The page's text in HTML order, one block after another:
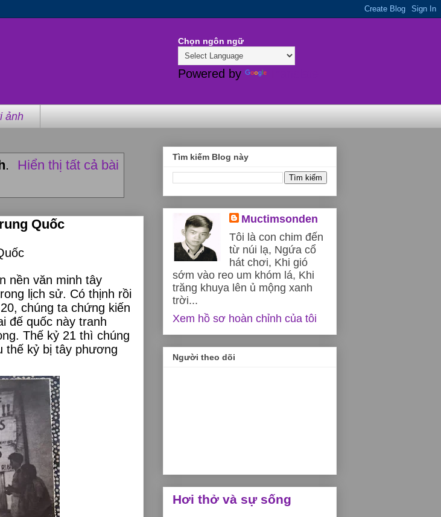
Chọn ngôn ngữ
Powered by
ảnh
.
Hiển thị tất cả bài
Quốc
nền văn minh tây
lịch sử. Có thịnh rồi
chúng ta chứng kiến
đế quốc này tranh
Thế kỷ 21 thì chúng
thế kỷ bị tây phương
Tìm kiếm Blog này
Muctimsonden
Tôi là con chim đến
từ núi lạ, Ngứa cổ
hát chơi, Khi gió
sớm vào reo um khóm lá, Khi
trăng khuya lên ủ mộng xanh
trời...
Xem hồ sơ hoàn chỉnh của tôi
Người theo dõi
Hơi thở và sự sống